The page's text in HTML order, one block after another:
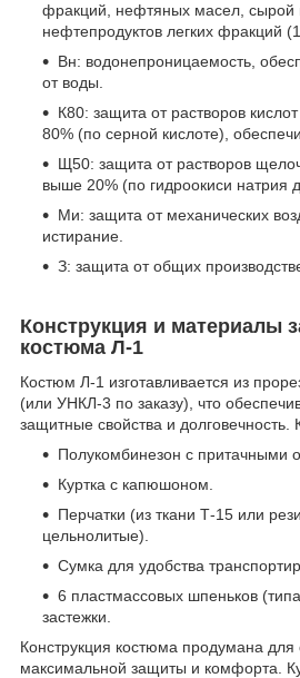
фракций, нефтяных масел, сырой
нефтепродуктов легких фракций (1
Вн: водонепроницаемость,
от воды.
К80: защита от растворов
80% (по серной кислоте),
Щ50: защита от растворов
выше 20% (по гидроокиси натрия
Ми: защита от механических
истирание.
З: защита от общих
Конструкция и материалы
костюма Л-1
Костюм Л-1 изготавливается из
(или УНКЛ-3 по заказу), что
защитные свойства и долговечность.
Полукомбинезон с притачными
Куртка с капюшоном.
Перчатки (из ткани Т-15 или
цельнолитые).
Сумка для удобства
6 пластмассовых шпеньков
застежки.
Конструкция костюма продумана для
максимальной защиты и комфорта.